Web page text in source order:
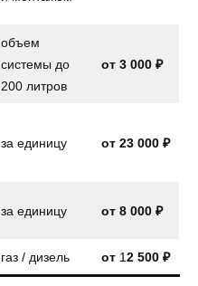
объем
системы до
200 литров
от 3 000 ₽
за единицу от 23 000 ₽
за единицу от 8 000 ₽
газ / дизель от 12 500 ₽